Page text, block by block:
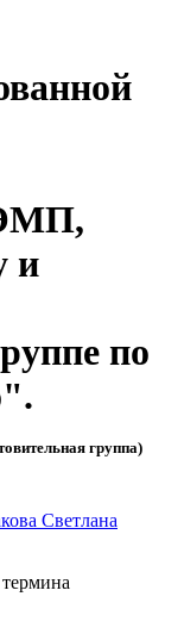
и
по
группа)
Светлана